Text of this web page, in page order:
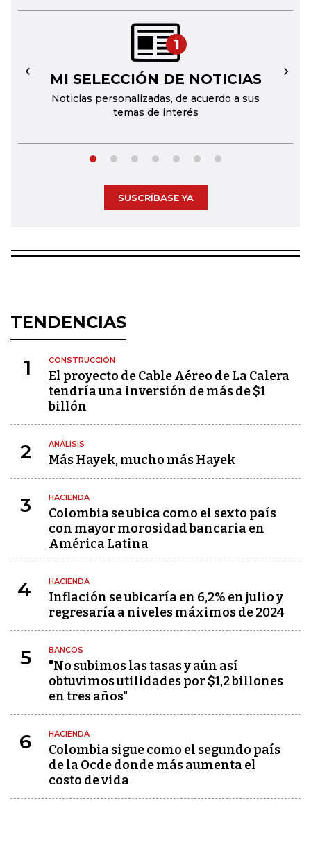
1
MI SELECCIÓN DE NOTICIAS
Noticias personalizadas, de acuerdo a sus
temas de interés
← →
SUSCRÍBASE YA
TENDENCIAS
1 CONSTRUCCIÓN
El proyecto de Cable Aéreo de La Calera
tendría una inversión de más de $1
billón
2 ANÁLISIS
Más Hayek, mucho más Hayek
3 HACIENDA
Colombia se ubica como el sexto país
con mayor morosidad bancaria en
América Latina
4 HACIENDA
Inflación se ubicaría en 6,2% en julio y
regresaría a niveles máximos de 2024
5 BANCOS
"No subimos las tasas y aún así
obtuvimos utilidades por $1,2 billones
en tres años"
6 HACIENDA
Colombia sigue como el segundo país
de la Ocde donde más aumenta el
costo de vida